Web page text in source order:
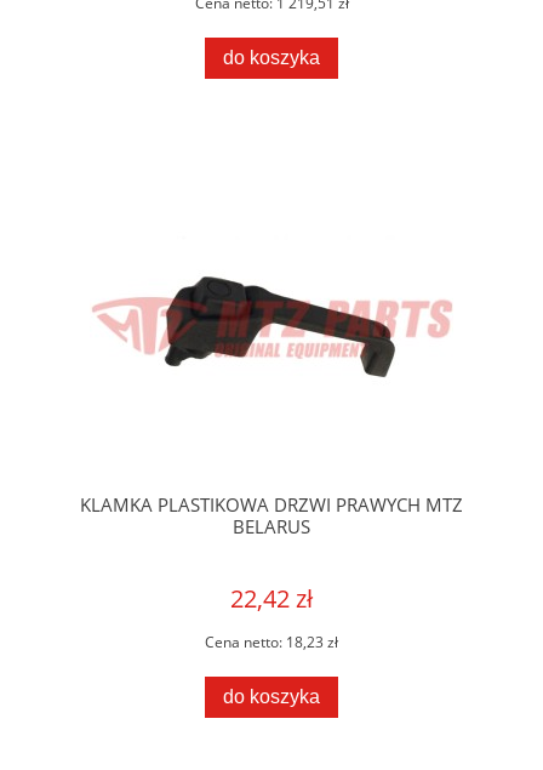
do koszyka
KLAMKA PLASTIKOWA DRZWI PRAWYCH MTZ
BELARUS
22,42 zł
Cena netto: 18,23 zł
do koszyka